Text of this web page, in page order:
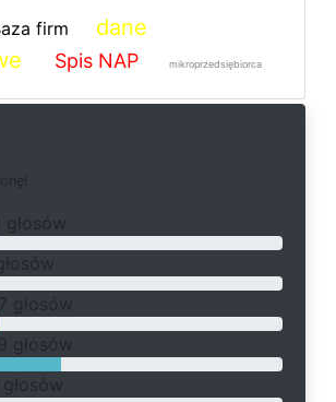
firm
dane
Spis NAP mikroprzedsiębiorca
głosów
głosów